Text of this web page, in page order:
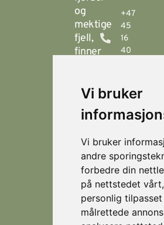
Vi bruker
Vi bruker
andre
forbedre din
på nettstedet
personlig
målrettede
og
mektige
fjell,
finner
- en
helårsdestinasjon
som
på
flotte
fjellturer
om
sommeren,
og
+47
45
16
40
Fjellsætra
Hornindal
Koie
Stranda
©
Visit